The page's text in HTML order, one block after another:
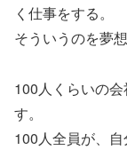
く仕事をする。
そういうのを夢
100人くらいの
す。
100人全員が、自